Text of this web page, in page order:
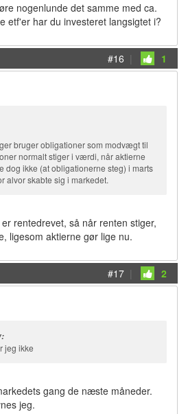
nogenlunde det samme med ca.
etf'er har du investeret langsigtet i?
#16 | 1
bruger obligationer som modvægt til
normalt stiger i værdi, når aktierne
dog ikke (at obligationerne steg) i marts
alvor skabte sig i markedet.
rentedrevet, så når renten stiger,
ligesom aktierne gør lige nu.
#17 | 2
jeg ikke
gang de næste måneder.
jeg.